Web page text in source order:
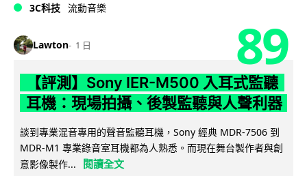
3C科技 流動音樂
Lawton 1 日 89
【評測】Sony IER-M500 入耳式監聽
耳機：現場拍攝、後製監聽與人聲利器
談到專業混音專用的聲音監聽耳機，Sony 經典 MDR-7506 到
MDR-M1 專業錄音室耳機都為人熟悉。而現在舞台製作者與創
意影像製作...
閱讀全文